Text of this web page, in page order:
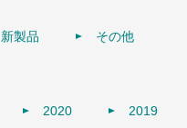
新製品 その他
2020 2019